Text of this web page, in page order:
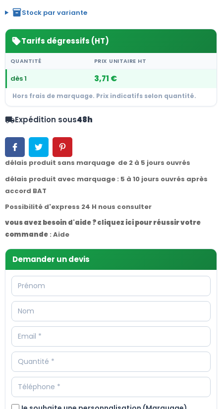
inventory_2Stock par variante
sellTarifs dégressifs (HT)
QUANTITÉ PRIX UNITAIRE HT
dès 1 3,71 €
Hors frais de marquage. Prix indicatifs selon quantité.
local_shippingExpédition sous48h
délais produit sans marquage de 2 à 5 jours ouvrés
délais produit avec marquage : 5 à 10 jours ouvrés après
accord BAT
Possibilité d'express 24 H nous consulter
vous avez besoin d'aide ? cliquez ici pour réussir votre
commande : Aide
Demander un devis